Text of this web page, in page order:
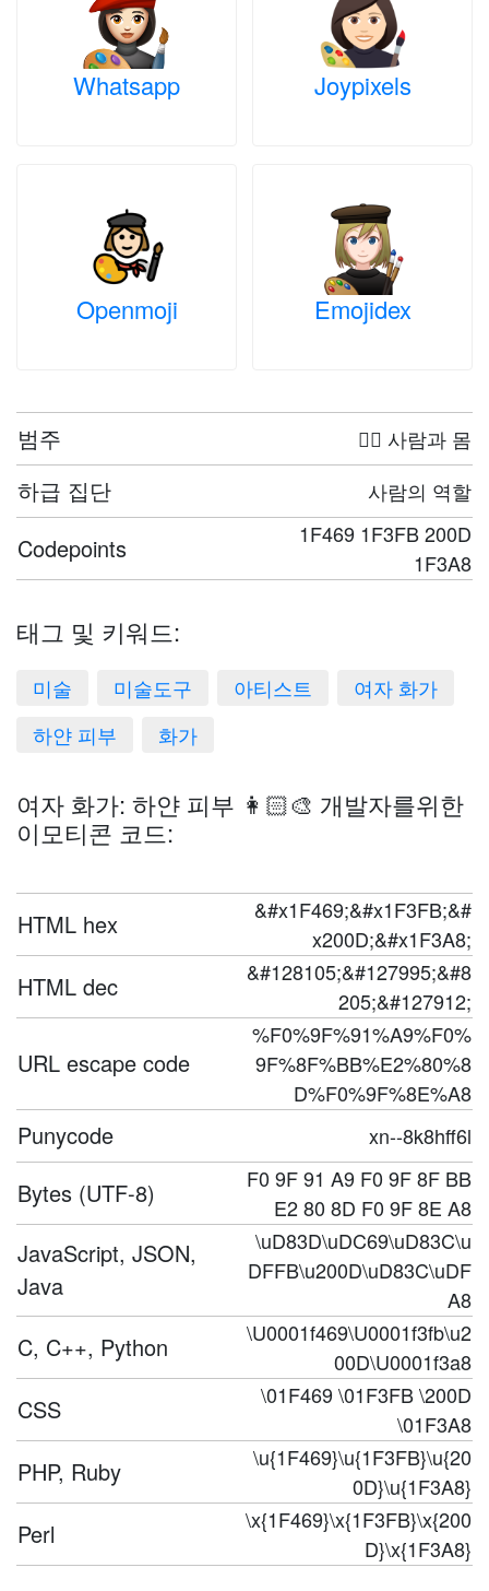
Whatsapp Joypixels
Openmoji Emojidex
범주 🤦‍♀️ 사람과 몸
하급 집단 사람의 역할
Codepoints
1F469 1F3FB 200D
1F3A8
태그 및 키워드:
미술 미술도구 아티스트
여자 화가
하얀 피부
화가
여자 화가: 하얀 피부 👩🏻‍🎨 개발자를위한
이모티콘 코드:
HTML hex
&#x1F469;&#x1F3FB;&#
x200D;&#x1F3A8;
HTML dec
&#128105;&#127995;&#8
205;&#127912;
URL escape code
%F0%9F%91%A9%F0%
9F%8F%BB%E2%80%8
D%F0%9F%8E%A8
Punycode xn--8k8hff6l
Bytes (UTF-8)
F0 9F 91 A9 F0 9F 8F BB
E2 80 8D F0 9F 8E A8
JavaScript, JSON,
Java
\uD83D\uDC69\uD83C\u
DFFB\u200D\uD83C\uDF
A8
C, C++, Python
\U0001f469\U0001f3fb\u2
00D\U0001f3a8
CSS
\01F469 \01F3FB \200D
\01F3A8
PHP, Ruby
\u{1F469}\u{1F3FB}\u{20
0D}\u{1F3A8}
Perl
\x{1F469}\x{1F3FB}\x{200
D}\x{1F3A8}